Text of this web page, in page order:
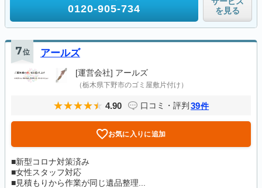
0120-905-734
を見る
7位 アールズ
[運営会社] アールズ
（栃木県下野市のゴミ屋敷片付け）
4.90 口コミ・評判 39件
お気に入りに追加
■新型コロナ対策済み
■女性スタッフ対応
■見積もりから作業が同じ遺品整理...